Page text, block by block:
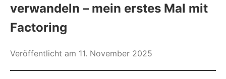
verwandeln – mein erstes Mal mit
Factoring
Veröffentlicht am 11. November 2025